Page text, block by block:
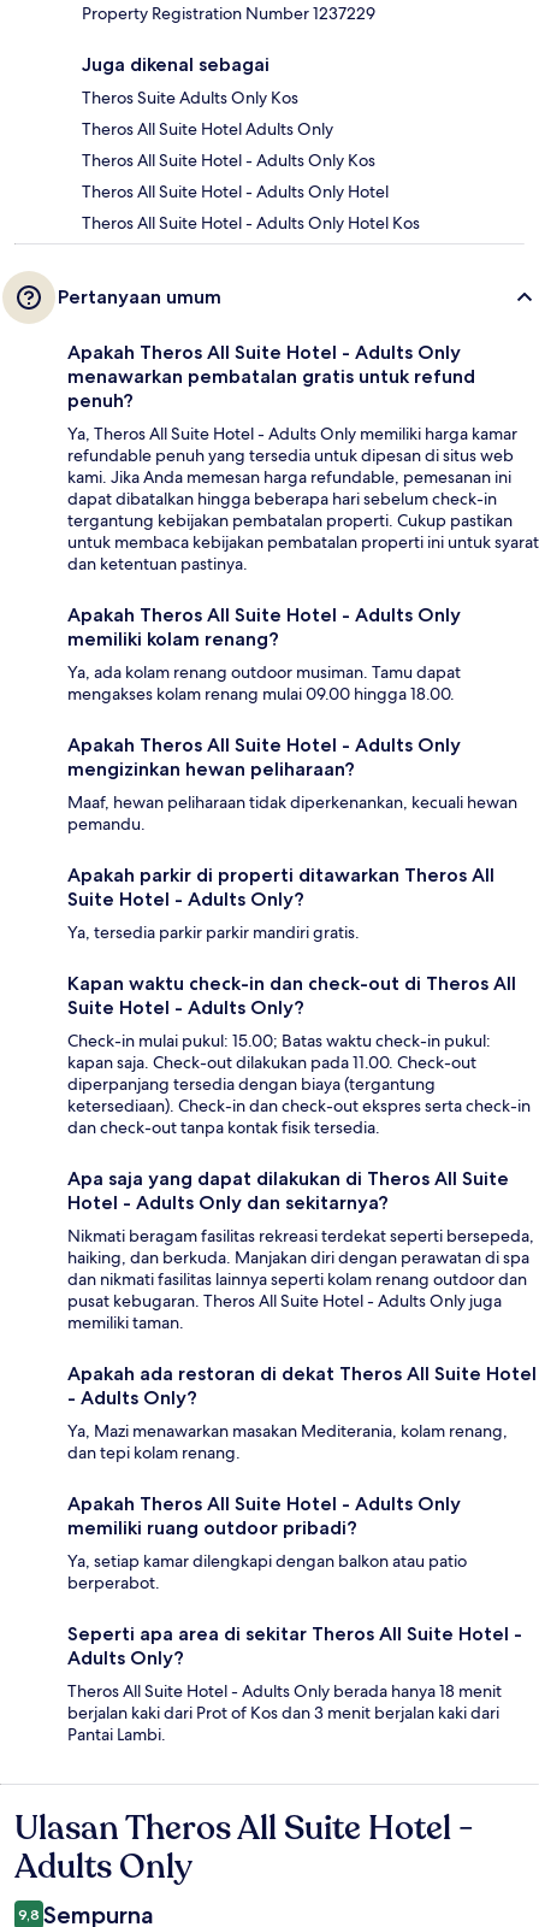
Property Registration Number 1237229
Juga dikenal sebagai
Theros Suite Adults Only Kos
Theros All Suite Hotel Adults Only
Theros All Suite Hotel - Adults Only Kos
Theros All Suite Hotel - Adults Only Hotel
Theros All Suite Hotel - Adults Only Hotel Kos
Pertanyaan umum
Apakah Theros All Suite Hotel - Adults Only
menawarkan pembatalan gratis untuk refund
penuh?
Ya, Theros All Suite Hotel - Adults Only memiliki harga kamar
refundable penuh yang tersedia untuk dipesan di situs web
kami. Jika Anda memesan harga refundable, pemesanan ini
dapat dibatalkan hingga beberapa hari sebelum check-in
tergantung kebijakan pembatalan properti. Cukup pastikan
untuk membaca kebijakan pembatalan properti ini untuk syarat
dan ketentuan pastinya.
Apakah Theros All Suite Hotel - Adults Only
memiliki kolam renang?
Ya, ada kolam renang outdoor musiman. Tamu dapat
mengakses kolam renang mulai 09.00 hingga 18.00.
Apakah Theros All Suite Hotel - Adults Only
mengizinkan hewan peliharaan?
Maaf, hewan peliharaan tidak diperkenankan, kecuali hewan
pemandu.
Apakah parkir di properti ditawarkan Theros All
Suite Hotel - Adults Only?
Ya, tersedia parkir parkir mandiri gratis.
Kapan waktu check-in dan check-out di Theros All
Suite Hotel - Adults Only?
Check-in mulai pukul: 15.00; Batas waktu check-in pukul:
kapan saja. Check-out dilakukan pada 11.00. Check-out
diperpanjang tersedia dengan biaya (tergantung
ketersediaan). Check-in dan check-out ekspres serta check-in
dan check-out tanpa kontak fisik tersedia.
Apa saja yang dapat dilakukan di Theros All Suite
Hotel - Adults Only dan sekitarnya?
Nikmati beragam fasilitas rekreasi terdekat seperti bersepeda,
haiking, dan berkuda. Manjakan diri dengan perawatan di spa
dan nikmati fasilitas lainnya seperti kolam renang outdoor dan
pusat kebugaran. Theros All Suite Hotel - Adults Only juga
memiliki taman.
Apakah ada restoran di dekat Theros All Suite Hotel
- Adults Only?
Ya, Mazi menawarkan masakan Mediterania, kolam renang,
dan tepi kolam renang.
Apakah Theros All Suite Hotel - Adults Only
memiliki ruang outdoor pribadi?
Ya, setiap kamar dilengkapi dengan balkon atau patio
berperabot.
Seperti apa area di sekitar Theros All Suite Hotel -
Adults Only?
Theros All Suite Hotel - Adults Only berada hanya 18 menit
berjalan kaki dari Prot of Kos dan 3 menit berjalan kaki dari
Pantai Lambi.
Ulasan
Ulasan Theros All Suite Hotel -
Adults Only
9,8 Sempurna